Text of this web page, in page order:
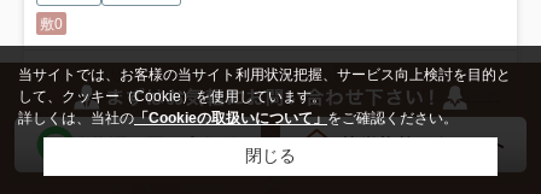
敷0
お問い合わせやご質問は地元密着の荻窪駅前【マッシュルーム荻窪店】
へ◎当社は全ての取扱い物件でご契約金クレジット払いが可能... もっと
見る
当サイトでは、お客様の当サイト利用状況把握、サービス向上検討を目的と
して、クッキー（Cookie）を使用しています。
詳しくは、当社の「Cookieの取扱いについて」をご確認ください。
閉じる